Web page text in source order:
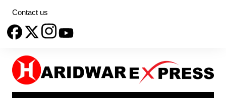
content
Contact us